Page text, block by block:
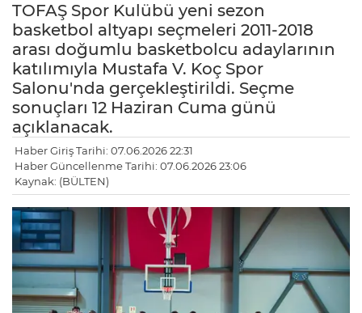
TOFAŞ Spor Kulübü yeni sezon
basketbol altyapı seçmeleri 2011-2018
arası doğumlu basketbolcu adaylarının
katılımıyla Mustafa V. Koç Spor
Salonu'nda gerçekleştirildi. Seçme
sonuçları 12 Haziran Cuma günü
açıklanacak.
Haber Giriş Tarihi: 07.06.2026 22:31
Haber Güncellenme Tarihi: 07.06.2026 23:06
Kaynak: (BÜLTEN)